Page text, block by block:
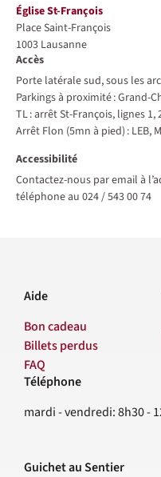
Lieu
Église St-François
Place Saint-François
1003 Lausanne
Accès
Porte latérale sud, sous les
Parkings à proximité : Grand-
TL : arrêt St-François, lignes 1,
Arrêt Flon (5mn à pied) : LEB,
Accessibilité
Contactez-nous par email à
téléphone au 024 / 543 00 74
Aide
Bon cadeau
Billets perdus
FAQ
Contact
Téléphone
mardi - vendredi: 8h30 -
Guichet au Sentier